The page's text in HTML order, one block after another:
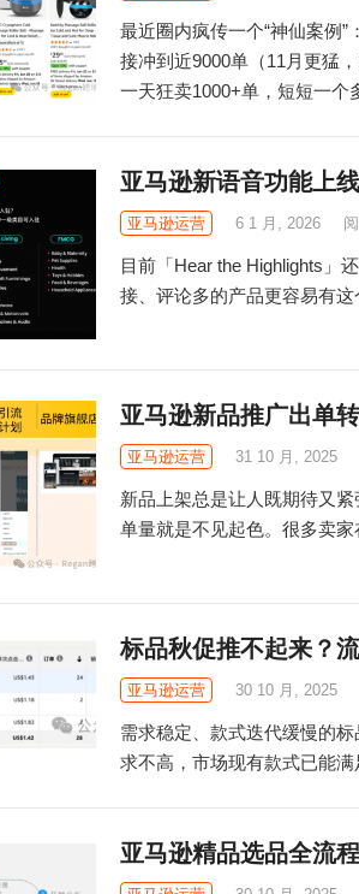
最近圈内疯传一个“神仙案例
接冲到近9000单（11月更猛
一天狂卖1000+单，短短一个
亚马逊新语音功能上
亚马逊运营 6 1 月, 2026
目前「Hear the Highlights」
接、评论多的产品更容易有这
亚马逊新品推广出单
亚马逊运营 31 10 月, 2025
新品上架总是让人既期待又
单量就是不见起色。很多卖
标品秋促推不起来？
亚马逊运营 30 10 月, 2025
需求稳定、款式迭代缓慢的
求不高，市场现有款式已能满
亚马逊精品选品全流